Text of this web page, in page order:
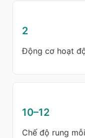
2
Động cơ hoạt
10–12
Chế độ rung